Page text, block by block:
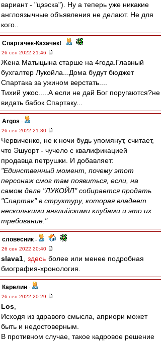
вариант - "цээска"). Ну а теперь уже никакие
англоязычные объявления не делают. Не для
кого..
Спартачек-Казачек! -
26 сен 2022 21:46
Жена Матыцына старше на 4года.Главный
бухгалтер Лукойла...Дома будут бюджет
Спартака за ужином верстать....
Тихий ужос.....А если не дай Бог поругаются?не
видать бабок Спартаку...
Argos -
26 сен 2022 21:30
Червиченко, не к ночи будь упомянут, считает,
что Эшуорт - чучело с квалификацией
продавца петрушки. И добавляет:
"Единственный момент, почему этот
персонаж смог там появиться, если, на
самом деле "ЛУКОЙЛ" собирается продать
"Спартак" в структуру, которая владеет
несколькими английскими клубами и это их
требование."
словесник -
26 сен 2022 20:40
slava1 здесь более или менее подробная
биография-хронология.
Карелин -
26 сен 2022 20:29
Los
Исходя из здравого смысла, априори может
быть и недостоверным.
В противном случае, такое кадровое решение